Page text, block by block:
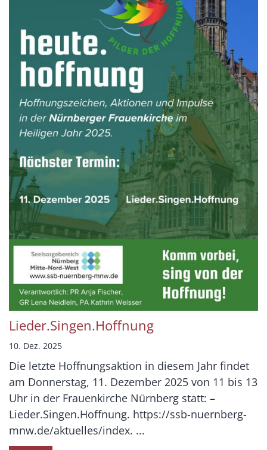
Lieder.Singen.Hoffnung
10. Dez. 2025
Die letzte Hoffnungsaktion in diesem Jahr findet
am Donnerstag, 11. Dezember 2025 von 11 bis 13
Uhr in der Frauenkirche Nürnberg statt: –
Lieder.Singen.Hoffnung. https://ssb-nuernberg-
mnw.de/aktuelles/index. ...